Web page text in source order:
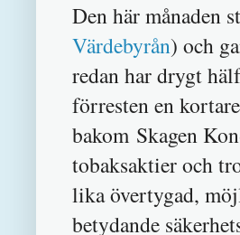
Den här månaden
Värdebyrån) och
redan har drygt
förresten en
bakom Skagen
tobaksaktier och
lika övertygad,
betydande